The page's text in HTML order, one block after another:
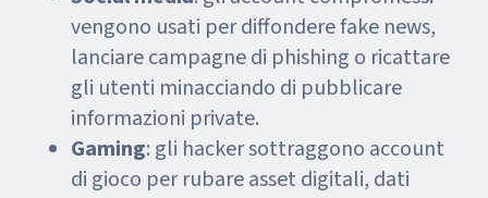
vengono usati per diffondere fake news,
lanciare campagne di phishing o ricattare
gli utenti minacciando di pubblicare
informazioni private.
Gaming: gli hacker sottraggono account
di gioco per rubare asset digitali, dati